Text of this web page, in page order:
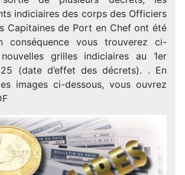
indiciaires des corps des Officiers
Capitaines de Port en Chef ont été
conséquence vous trouverez ci-
grilles indiciaires au 1er
(date d’effet des décrets). . En
images ci-dessous, vous ouvrez